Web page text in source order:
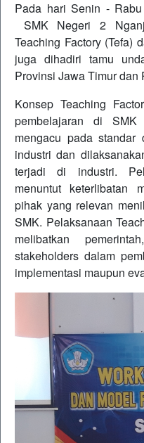
Pada hari Senin -
SMK Negeri 2
Teaching Factory (Tefa)
juga dihadiri tamu
Provinsi Jawa Timur dan
Konsep Teaching
pembelajaran di SMK
mengacu pada
industri dan
terjadi di industri.
menuntut keterlibatan
pihak yang relevan
SMK. Pelaksanaan
melibatkan
stakeholders dalam
implementasi maupun